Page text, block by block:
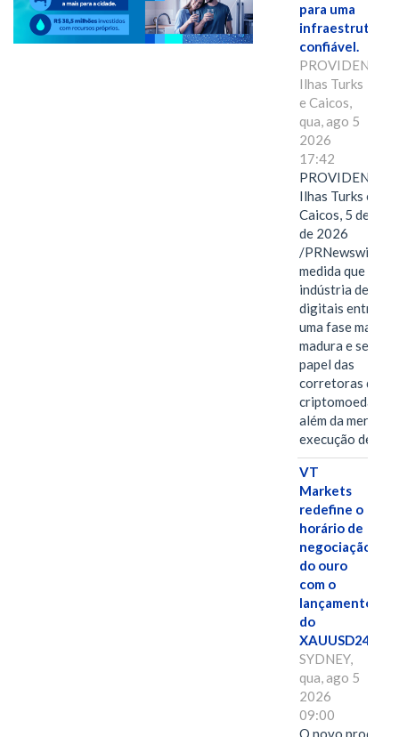
para uma
infraestrutura
confiável.
Ilhas Turks
e Caicos,
qua, ago 5
2026
17:42
Ilhas Turks e
Caicos, 5 de
de 2026
/PRNewswire/
medida que a
indústria de
digitais entra em
uma fase mais
madura e
papel das
corretoras de
criptomoedas
além da mera
execução de…
VT
Markets
redefine o
horário de
negociação
do ouro
com o
lançamento
do
XAUUSD247
SYDNEY,
qua, ago 5
2026
09:00
O novo produto